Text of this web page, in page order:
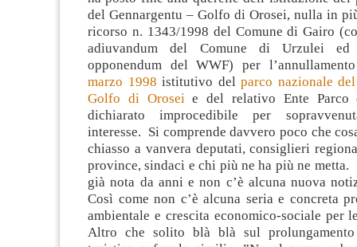
del Gennargentu – Golfo di Orosei, nulla in
ricorso n. 1343/1998 del Comune di Gairo
adiuvandum del Comune di Urzulei ed
opponendum del WWF) per
marzo 1998 istitutivo del parco nazionale
Golfo di Oroseie del relativo Ente Parco
dichiarato improcedibile per
interesse. Si comprende davvero poco che
chiasso a vanvera deputati, consiglieri
province, sindaci e chi più ne ha più ne
già nota da anni e non c’è alcuna nuova
Così come non c’è alcuna seria e concreta
ambientale e crescita economico-sociale per
Altro che solito blà blà sul